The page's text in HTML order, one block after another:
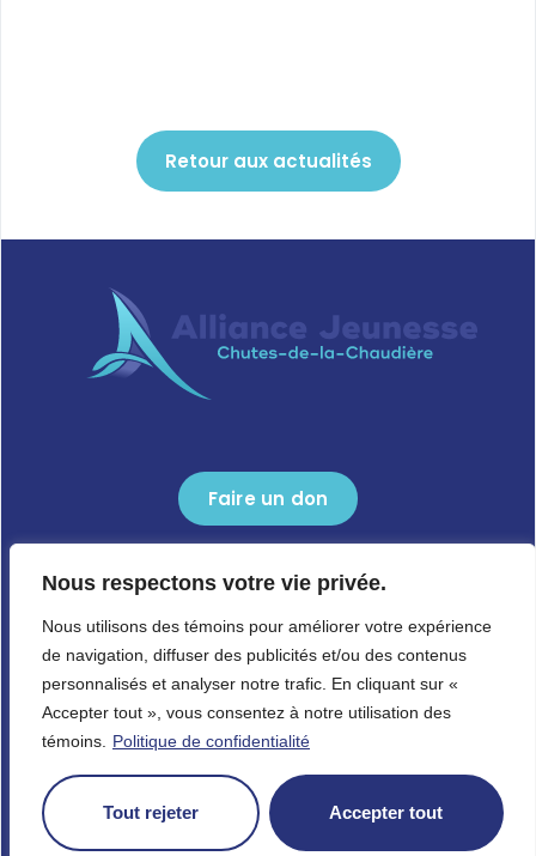
Nous respectons votre vie privée.
Nous utilisons des témoins pour améliorer votre expérience
de navigation, diffuser des publicités et/ou des contenus
personnalisés et analyser notre trafic. En cliquant sur «
Accepter tout », vous consentez à notre utilisation des
témoins.
Politique de confidentialité
Tout rejeter Accepter tout
Retour aux actualités
Faire un don
418 834-9808
1659, boulevard Guillaume-Couture,
Lévis (Québec) G6W 0L3
Copyright © 2024 Alliance-Jeunesse. Tous droits réservés.
Politique de confidentialité